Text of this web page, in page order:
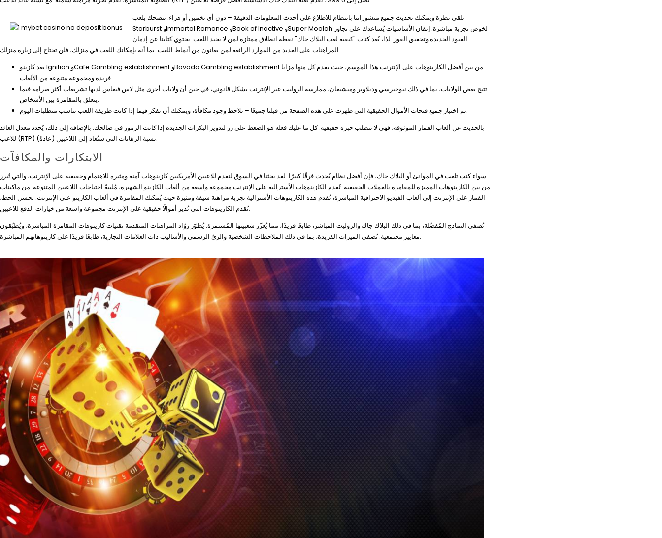
نلقي نظرة ويمكنك تحديث جميع منشوراتنا بانتظام للاطلاع على أحدث المعلومات الدقيقة – دون أي تخمين أو هراء. ننصحك بلعب
Starburst وImmortal Romance وBook of Inactive وSuper Moolah لخوض تجربة مباشرة. إتقان الأساسيات يُساعدك على تجاوز
القيود الجديدة وتحقيق الفوز. لذا، يُعد كتاب "كيفية لعب البلاك جاك" نقطة انطلاق ممتازة لمن لا يجيد اللعب. يحتوي كتابنا عن إدمان
المراهنات على العديد من الموارد الرائعة لمن يعانون من أنماط اللعب. بما أنه بإمكانك اللعب في منزلك، فلن تحتاج إلى زيارة منزلك.
يعد كازينو Ignition وCafe Gambling establishment وBovada Gambling establishment من بين أفضل الكازينوهات على الإنترنت هذا الموسم، حيث يقدم كل منها مزايا
فريدة ومجموعة متنوعة من الألعاب.
تتيح بعض الولايات، بما في ذلك نيوجيرسي وديلاوير وميشيغان، ممارسة الروليت عبر الإنترنت بشكل قانوني، في حين أن ولايات أخرى مثل لاس فيغاس لديها تشريعات أكثر صرامة فيما
يتعلق بالمقامرة بين الأشخاص.
تم اختبار جميع فتحات الأموال الحقيقية التي ظهرت على هذه الصفحة من قبلنا جميعًا – نلاحظ وجود مكافأة، ويمكنك أن تفكر فيما إذا كانت طريقة اللعب تناسب متطلبات اليوم.
بالحديث عن ألعاب القمار الموثوقة، فهي لا تتطلب خبرة حقيقية. كل ما عليك فعله هو الضغط على زر لتدوير البكرات الجديدة إذا كانت الرموز في صالحك. بالإضافة إلى ذلك، يُحدد معدل العائد
للاعب (RTP) نسبة الرهانات التي ستُعاد إلى اللاعبين (عادةً).
الابتكارات والمكافآت
سواء كنت تلعب في الموانئ أو البلاك جاك، فإن أفضل نظام يُحدث فرقًا كبيرًا. لقد بحثنا في السوق لنقدم للاعبين الأمريكيين كازينوهات آمنة ومثيرة للاهتمام وحقيقية على الإنترنت، والتي تُبرز
من بين الكازينوهات المميزة للمقامرة بالعملات الحقيقية. تُقدم الكازينوهات الأسترالية على الإنترنت مجموعة واسعة من ألعاب الكازينو الشهيرة، مُلبيةً احتياجات اللاعبين المتنوعة. من ماكينات
القمار على الإنترنت إلى ألعاب الفيديو الاحترافية المباشرة، تُقدم هذه الكازينوهات الأسترالية تجربة مراهنة شيقة ومثيرة حيث يُمكنك المقامرة في ألعاب الكازينو على الإنترنت. لحسن الحظ،
تُقدم الكازينوهات التي تُدير أموالًا حقيقية على الإنترنت مجموعة واسعة من خيارات الدفع للاعبين.
تُضفي النماذج المُفضّلة، بما في ذلك البلاك جاك والروليت المباشر، طابعًا فريدًا، مما يُعزّز شعبيتها المُستمرة. يُطوّر روّاد المراهنات المتقدمة تقنيات كازينوهات المقامرة المباشرة، ويُطبّقون
معايير مجتمعية. تُضفي الميزات الفريدة، بما في ذلك الملاحظات الشخصية والزيّ الرسمي والأساليب ذات العلامات التجارية، طابعًا فريدًا على كازينوهاتهم المباشرة.